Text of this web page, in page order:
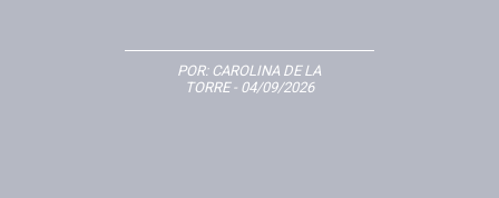
POR: CAROLINA DE LA
TORRE- 04/09/2026